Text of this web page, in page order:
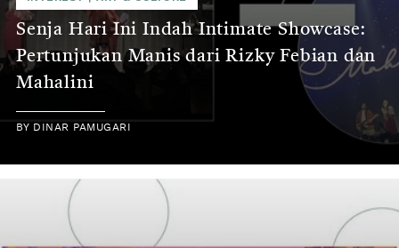
Senja Hari Ini Indah Intimate Showcase:
Pertunjukan Manis dari Rizky Febian dan
Mahalini
BY DINAR PAMUGARI